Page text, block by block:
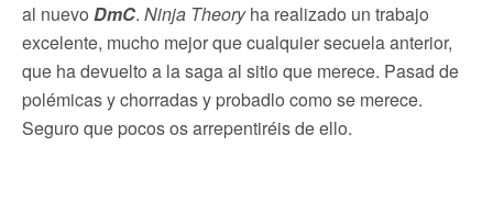
al nuevo DmC. Ninja Theoryha realizado un trabajo
excelente, mucho mejor que cualquier secuela anterior,
que ha devuelto a la saga al sitio que merece. Pasad de
polémicas y chorradas y probadlo como se merece.
Seguro que pocos os arrepentiréis de ello.